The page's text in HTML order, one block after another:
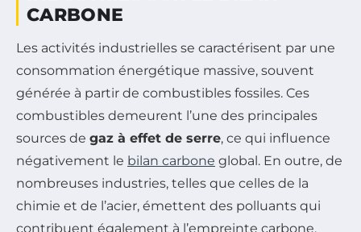
CARBONE
Les activités industrielles se caractérisent par une
consommation énergétique massive, souvent
générée à partir de combustibles fossiles. Ces
combustibles demeurent l’une des principales
sources de gaz à effet de serre, ce qui influence
négativement le bilan carbone global. En outre, de
nombreuses industries, telles que celles de la
chimie et de l’acier, émettent des polluants qui
contribuent également à l’empreinte carbone.